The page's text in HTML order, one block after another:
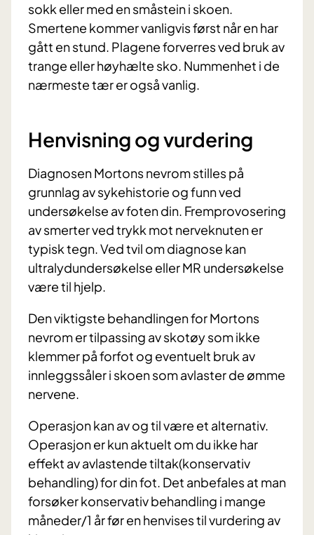
sokk eller med en småstein i skoen.
Smertene kommer vanligvis først når en har
gått en stund. Plagene forverres ved bruk av
trange eller høyhælte sko. Nummenhet i de
nærmeste tær er også vanlig.
Henvisning og vurdering
Diagnosen Mortons nevrom stilles på
grunnlag av sykehistorie og funn ved
undersøkelse av foten din. Fremprovosering
av smerter ved trykk mot nerveknuten er
typisk tegn. Ved tvil om diagnose kan
ultralydundersøkelse eller MR undersøkelse
være til hjelp.
Den viktigste behandlingen for Mortons
nevrom er tilpassing av skotøy som ikke
klemmer på forfot og eventuelt bruk av
innleggssåler i skoen som avlaster de ømme
nervene.
Operasjon kan av og til være et alternativ.
Operasjon er kun aktuelt om du ikke har
effekt av avlastende tiltak(konservativ
behandling) for din fot. Det anbefales at man
forsøker konservativ behandling i mange
måneder/1 år før en henvises til vurdering av